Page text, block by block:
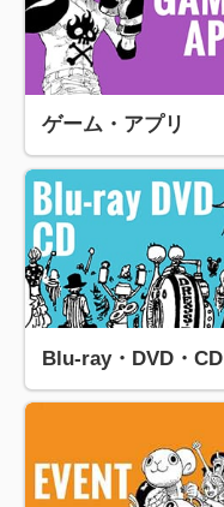
ゲーム・アプリ
Blu-ray・DVD・CD